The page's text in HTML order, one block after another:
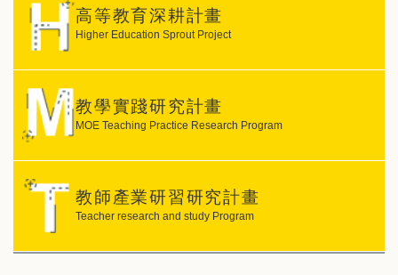
高等教育深耕計畫
Higher Education Sprout Project
教學實踐研究計畫
MOE Teaching Practice Research Program
教師產業研習研究計畫
Teacher research and study Program